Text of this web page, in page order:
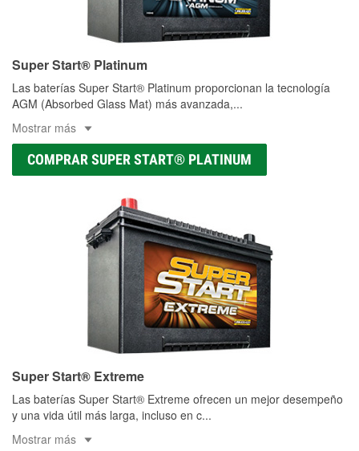
Super Start® Platinum
Las baterías Super Start® Platinum proporcionan la tecnología
AGM (Absorbed Glass Mat) más avanzada,...
Mostrar más
COMPRAR SUPER START® PLATINUM
Super Start® Extreme
Las baterías Super Start® Extreme ofrecen un mejor desempeño
y una vida útil más larga, incluso en c...
Mostrar más